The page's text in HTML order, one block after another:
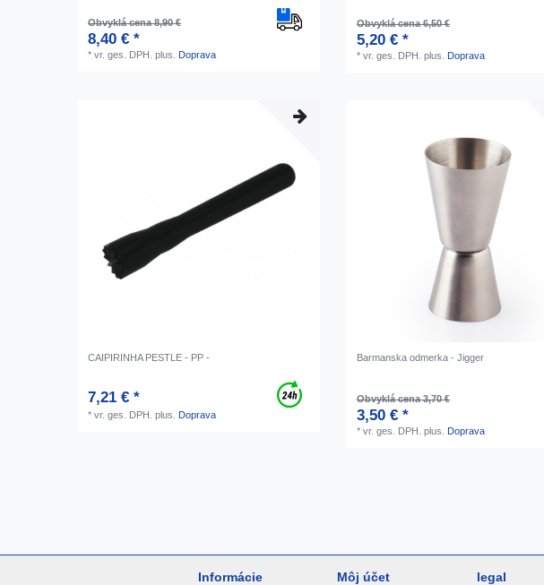
Obvyklá cena 8,90 €
8,40 € *
*vr. ges. DPH. plus. Doprava
Obvyklá cena 6,50 €
5,20 € *
*vr. ges. DPH. plus. Doprava
CAIPIRINHA PESTLE - PP -
7,21 € *
*vr. ges. DPH. plus. Doprava
Barmanska odmerka - Jigger
Obvyklá cena 3,70 €
3,50 € *
*vr. ges. DPH. plus. Doprava
Informácie Môj účet legal